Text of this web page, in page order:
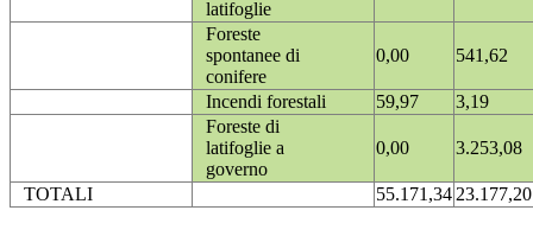
latifoglie
Foreste
spontanee di
conifere
0,00 541,62
Incendi forestali 59,97
3,19
Foreste di
latifoglie a
governo
0,00 3.253,08
TOTALI 55.171,3423.177,20